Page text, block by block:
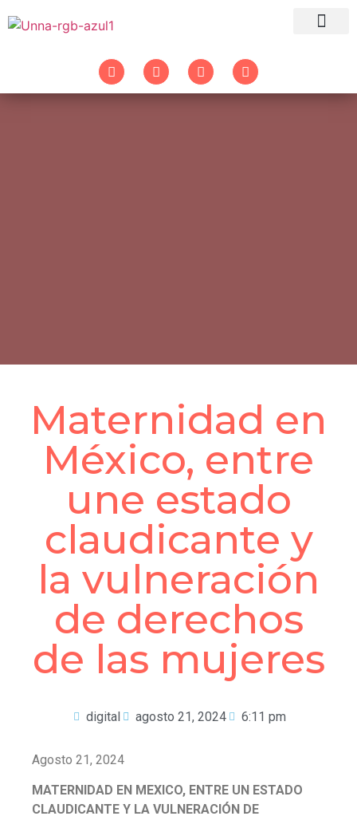
Maternidad en
México, entre
une estado
claudicante y
la vulneración
de derechos
de las mujeres
digital agosto 21, 2024 6:11 pm
Agosto 21, 2024
MATERNIDAD EN MEXICO, ENTRE UN ESTADO
CLAUDICANTE Y LA VULNERACIÓN DE